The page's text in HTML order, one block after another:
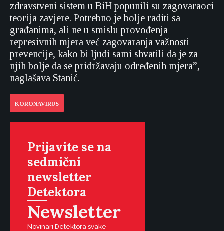
zdravstveni sistem u BiH popunili su zagovaraoci
teorija zavjere. Potrebno je bolje raditi sa
građanima, ali ne u smislu provođenja
represivnih mjera već zagovaranja važnosti
prevencije, kako bi ljudi sami shvatili da je za
njih bolje da se pridržavaju određenih mjera”,
naglašava Stanić.
KORONAVIRUS
Prijavite se na
sedmični
newsletter
Detektora
Newsletter
Novinari Detektora svake